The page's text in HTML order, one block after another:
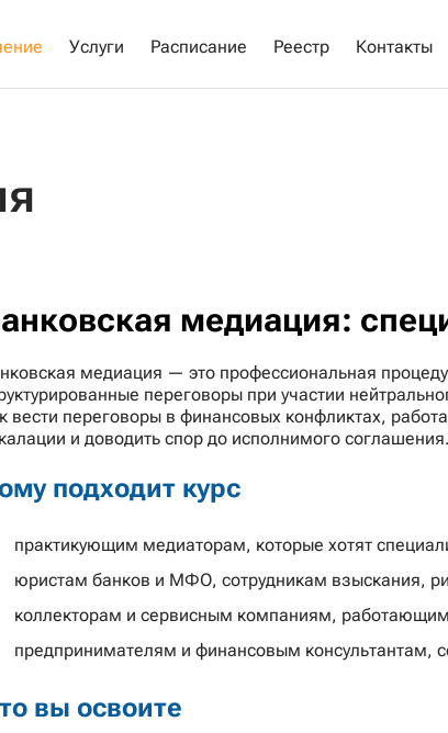
Услуги Расписание Реестр Контакты
медиация:
медиация — это профессиональная
переговоры при участии
вести переговоры в финансовых конфликтах,
и доводить спор до исполнимого соглашения.
подходит курс
практикующим медиаторам, которые хотят
юристам банков и МФО, сотрудникам взыскания,
коллекторам и сервисным компаниям,
предпринимателям и финансовым консультантам,
вы освоите